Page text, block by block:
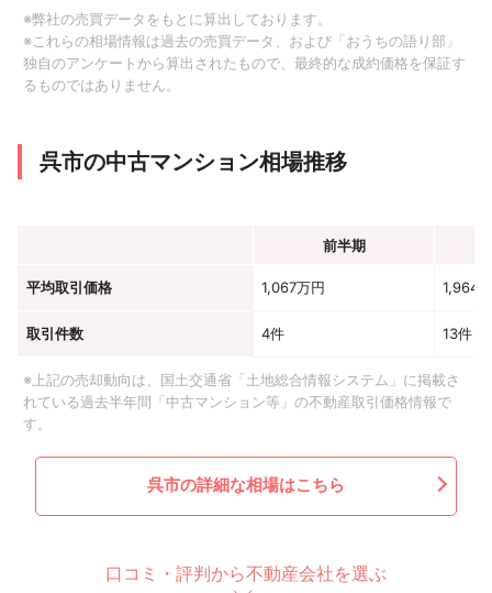
※弊社の売買データをもとに算出しております。
※これらの相場情報は過去の売買データ、および「おうちの語り部」
独自のアンケートから算出されたもので、最終的な成約価格を保証す
るものではありません。
呉市の中古マンション相場推移
前半期
平均取引価格 1,067万円 1,964
取引件数 4件 13件
※上記の売却動向は、国土交通省「土地総合情報システム」に掲載さ
れている過去半年間「中古マンション等」の不動産取引価格情報で
す。
呉市の詳細な相場はこちら
口コミ・評判から不動産会社を選ぶ